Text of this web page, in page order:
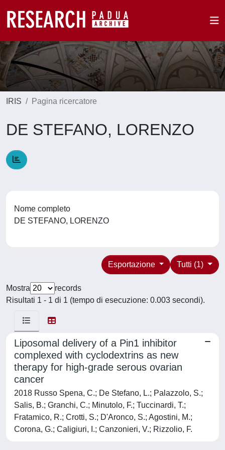
IRIS Pagina ricercatore
DE STEFANO, LORENZO
Nome completo
DE STEFANO, LORENZO
Tutti (1)
Esportazione
Mostra
records
Risultati 1 - 1 di 1 (tempo di esecuzione: 0.003 secondi).
Liposomal delivery of a Pin1 inhibitor
complexed with cyclodextrins as new
therapy for high-grade serous ovarian
cancer
2018 Russo Spena, C.; De Stefano, L.; Palazzolo, S.;
Salis, B.; Granchi, C.; Minutolo, F.; Tuccinardi, T.;
Fratamico, R.; Crotti, S.; D'Aronco, S.; Agostini, M.;
Corona, G.; Caligiuri, I.; Canzonieri, V.; Rizzolio, F.